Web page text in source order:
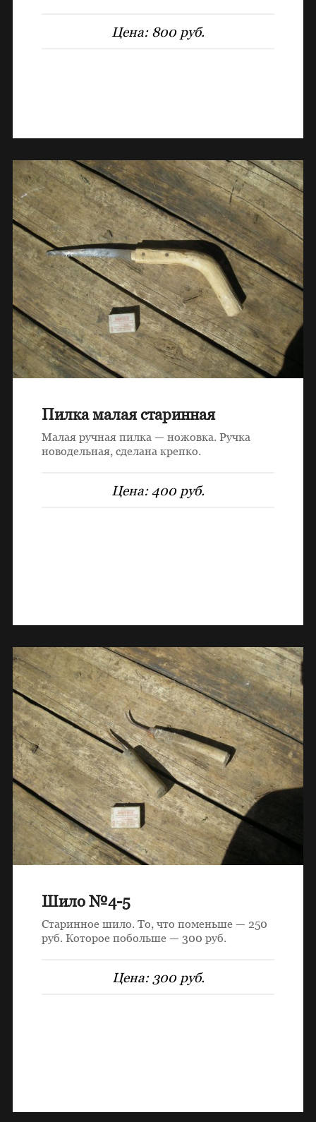
Цена: 800 руб.
Пилка малая старинная
Малая ручная пилка — ножовка. Ручка
новодельная, сделана крепко.
Цена:400 руб.
Шило №4-5
Старинное шило. То, что поменьше — 250
руб. Которое побольше — 300 руб.
Цена: 300 руб.